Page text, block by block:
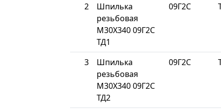
2
Шпилька
резьбовая
М30Х340 09Г2С
ТД1
09Г2С
3
Шпилька
резьбовая
М30Х340 09Г2С
ТД2
09Г2С